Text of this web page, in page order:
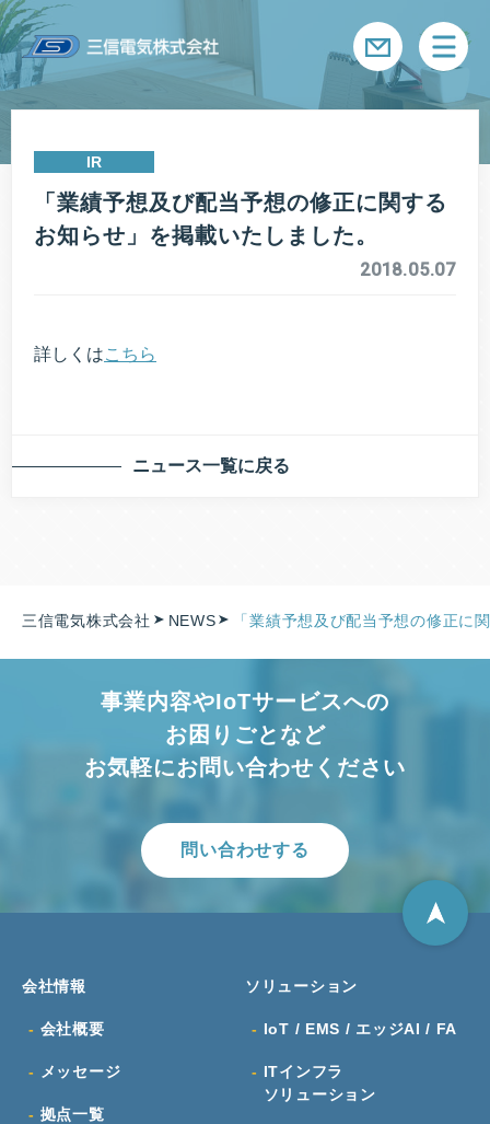
メ
IR
「業績予想及び配当予想の修正に関する
お知らせ」を掲載いたしました。
2018.05.07
詳しくはこちら
ニュース一覧に戻る
三信電気株式会社 NEWS 「業績予想及び配当予想の修正に
事業内容やIoTサービスへの
お困りごとなど
お気軽にお問い合わせください
問い合わせする
会社情報
会社概要
メッセージ
拠点一覧
ソリューション
IoT / EMS / エッジAI / FA
ITインフラ
ソリューション